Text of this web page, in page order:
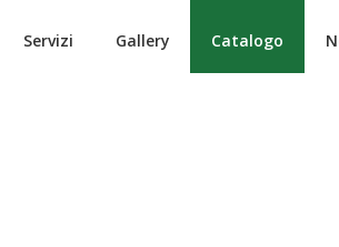
Servizi Gallery Catalogo